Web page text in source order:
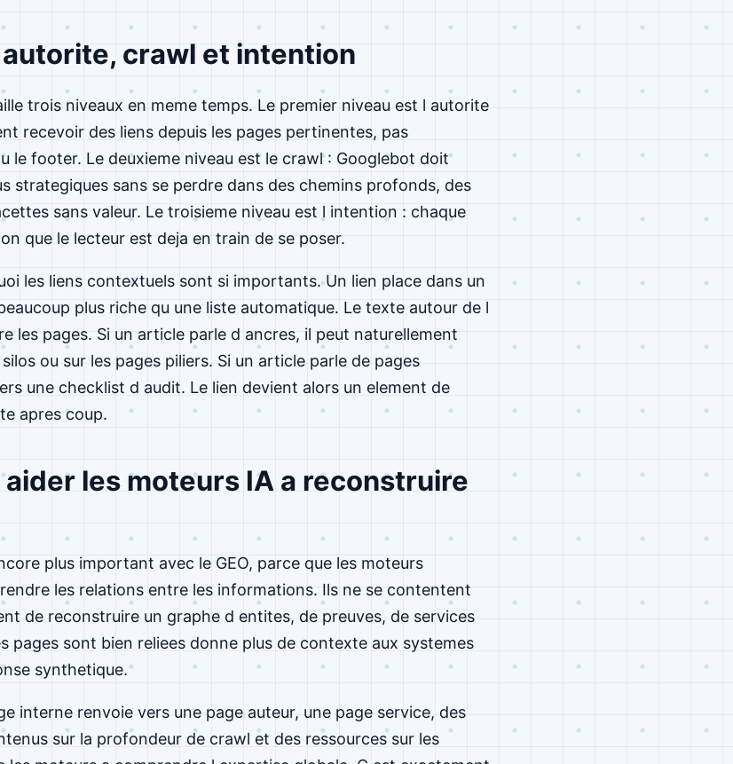
autorite, crawl et intention
trois niveaux en meme temps. Le premier niveau est l autorite
recevoir des liens depuis les pages pertinentes, pas
le footer. Le deuxieme niveau est le crawl : Googlebot doit
strategiques sans se perdre dans des chemins profonds, des
sans valeur. Le troisieme niveau est l intention : chaque
que le lecteur est deja en train de se poser.
les liens contextuels sont si importants. Un lien place dans un
plus riche qu une liste automatique. Le texte autour de l
les pages. Si un article parle d ancres, il peut naturellement
ou sur les pages piliers. Si un article parle de pages
une checklist d audit. Le lien devient alors un element de
apres coup.
aider les moteurs IA a reconstruire
plus important avec le GEO, parce que les moteurs
les relations entre les informations. Ils ne se contentent
de reconstruire un graphe d entites, de preuves, de services
pages sont bien reliees donne plus de contexte aux systemes
synthetique.
interne renvoie vers une page auteur, une page service, des
sur la profondeur de crawl et des ressources sur les